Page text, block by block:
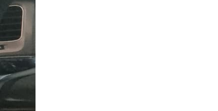
Ssangyong
Daihatsu
Navigații universale
Navigații universale 2DIN
Camere marșarier auto